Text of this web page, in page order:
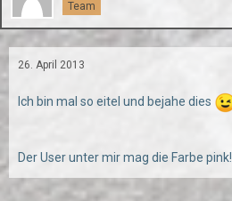
Team
26. April 2013
Ich bin mal so eitel und bejahe dies
Der User unter mir mag die Farbe pink!